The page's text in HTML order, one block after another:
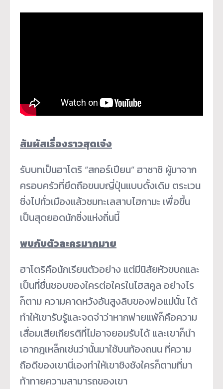
สัมผัสเรื่องราวสุดเจ๋ง
รับบทเป็นฮาโตริ “สกอร์เปียน” ฮาซาชิ ผู้มาจาก
ครอบครัวที่ยึดถือขนบญี่ปุ่นแบบดั้งเดิม ตระเวน
ซิ่งไปทั่วเมืองแล้วชมทะเลสาบไฮกามะ เพื่อขึ้น
เป็นสุดยอดนักซิ่งแห่งถิ่นนี้
พบกับตัวละครมากมาย
ฮาโตริคือนักเรียนตัวอย่าง แต่มีนิสัยหัวขบถและ
เป็นที่ชื่นชอบของใครต่อใครในไฮสคูล อย่างไร
ก็ตาม ความคาดหวังอันสูงลิบของพ่อแม่นั้น ได้
ทำให้เขารับรู้และจดจำว่าหากพ่ายแพ้ก็คือความ
เสื่อมเสียเกียรติที่ไม่อาจยอมรับได้ และเขาก็นำ
เอากฎเหล็กเช่นว่านั้นมาใช้บนท้องถนน ที่ความ
ถือดีของเขานี่เองทำให้เขาชิงชังใครก็ตามที่มา
ท้าทายความสามารถของเขา